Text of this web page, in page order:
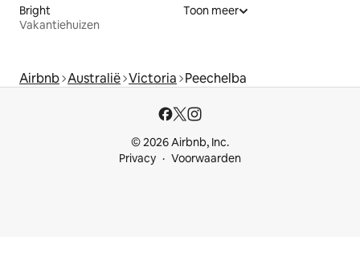
Bright
Vakantiehuizen
Toon meer
Airbnb Australië Victoria Peechelba
© 2026 Airbnb, Inc.
Privacy
Voorwaarden